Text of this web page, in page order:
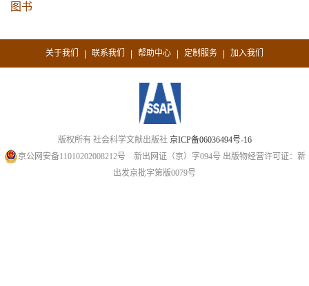
图书
关于我们 | 联系我们 | 帮助中心 | 定制服务 | 加入我们
版权所有 社会科学文献出版社 京ICP备06036494号-16
京公网安备11010202008212号 新出网证（京）字094号 出版物经营许可证：新
出发京批字第版0079号